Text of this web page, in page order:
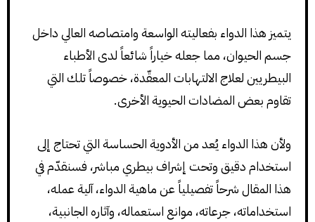
يتميز هذا الدواء بفعاليته الواسعة وامتصاصه العالي داخل
جسم الحيوان، مما جعله خياراً شائعاً لدى الأطباء
البيطريين لعلاج الالتهابات المعقّدة، خصوصاً تلك التي
تقاوم بعض المضادات الحيوية الأخرى.
ولأن هذا الدواء يُعد من الأدوية الحساسة التي تحتاج إلى
استخدام دقيق وتحت إشراف بيطري مباشر، فسنقدّم في
هذا المقال شرحاً تفصيلياً عن ماهية الدواء، آلية عمله،
استخداماته، جرعاته، موانع استعماله، وآثاره الجانبية،